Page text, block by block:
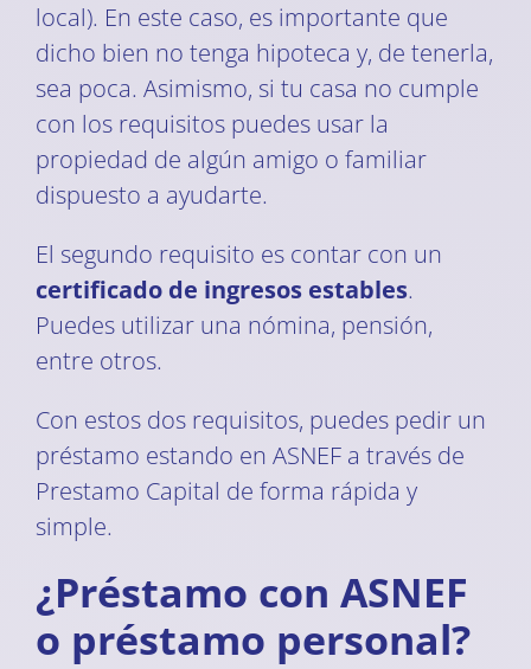
local). En este caso, es importante que
dicho bien no tenga hipoteca y, de tenerla,
sea poca. Asimismo, si tu casa no cumple
con los requisitos puedes usar la
propiedad de algún amigo o familiar
dispuesto a ayudarte.
El segundo requisito es contar con un
certificado de ingresos estables.
Puedes utilizar una nómina, pensión,
entre otros.
Con estos dos requisitos, puedes pedir un
préstamo estando en ASNEF a través de
Prestamo Capital de forma rápida y
simple.
¿Préstamo con ASNEF
o préstamo personal?